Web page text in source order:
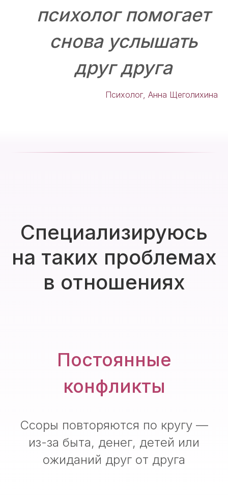
психолог помогает
снова услышать
друг друга
Психолог, Анна Щеголихина
Специализируюсь
на таких проблемах
в отношениях
Постоянные
конфликты
Ссоры повторяются по кругу —
из-за быта, денег, детей или
ожиданий друг от друга